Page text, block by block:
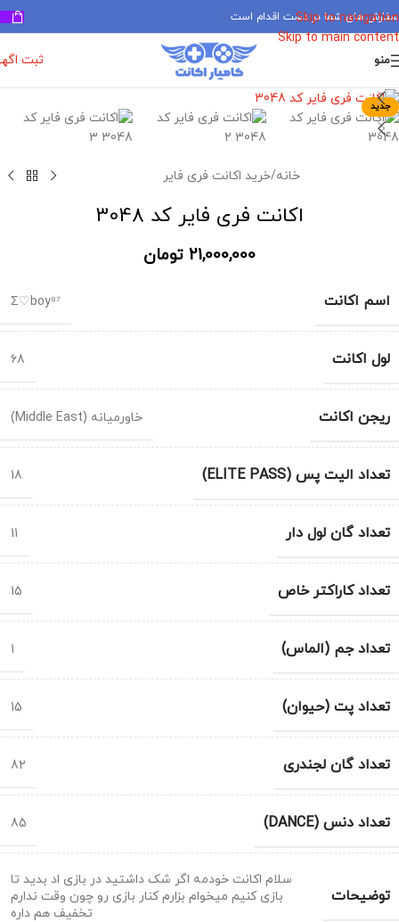
Skip to navigation
Skip to main content
سفارش های شما در دست اقدام است
منو ثبت
جدید
برای بزرگنمایی کلیک کنید
خانه/خرید اکانت فری فایر
اکانت فری فایر کد 3048
21,000,000 تومان
اسم اکانت Σ♡boy⁸⁷
لول اکانت 68
ریجن اکانت خاورمیانه (Middle East)
تعداد الیت پس (ELITE PASS) 18
تعداد گان لول دار 11
تعداد کاراکتر خاص 15
تعداد جم (الماس) 1
تعداد پت (حیوان) 15
تعداد گان لجندری 82
تعداد دنس (DANCE) 85
توضیحات
سلام اکانت خودمه اگر شک داشتید در بازی اد بدید تا
بازی کنیم میخوام بزارم کنار بازی رو چون وقت ندارم
تخفیف هم داره